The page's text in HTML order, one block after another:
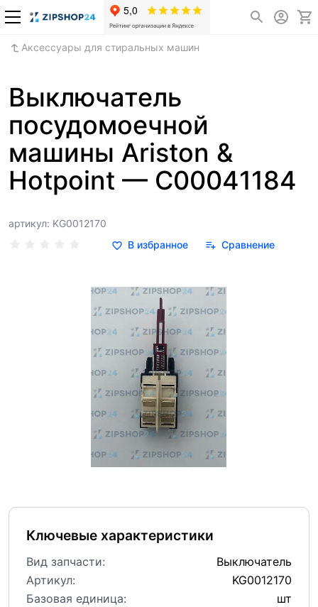
Аксессуары для стиральных машин
Выключатель
посудомоечной
машины Ariston &
Hotpoint — C00041184
артикул: KG0012170
В избранное
Сравнение
Ключевые характеристики
Вид запчасти:
Выключатель
Артикул:
KG0012170
Базовая единица:
шт